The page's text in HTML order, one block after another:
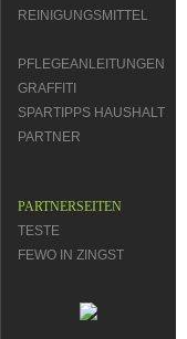
REINIGUNGSMITTEL
PFLEGEANLEITUNGEN
GRAFFITI
SPARTIPPS HAUSHALT
PARTNER
PARTNERSEITEN
TESTE
FEWO IN ZINGST